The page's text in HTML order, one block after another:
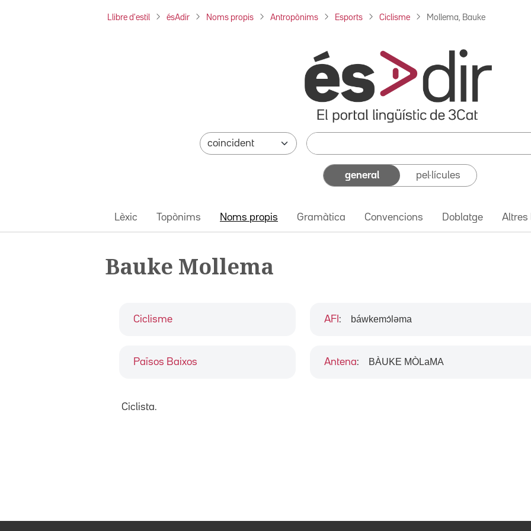
Llibre d'estil ésAdir Noms propis Antropònims Esports Ciclisme Mollema, Bauke
general pel·lícules
Lèxic Topònims Noms propis Gramàtica Convencions Doblatge Altres
Bauke Mollema
Ciclisme
Països Baixos
AFI : báwkemɔ́ləma
Antena: BÀUKE MÒLaMA
Ciclista.